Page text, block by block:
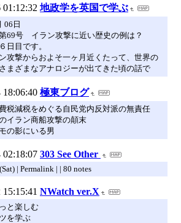
01:12:32 地政学を英国で学ぶ
06日
69号 イラン攻撃に近い歴史の例は？
日目です。
攻撃からおよそ一ヶ月近くたって、世界の
まざまなアナロジーが出てきた頃の話で
18:06:40 極東ブログ
税減税をめぐる自民党内反対派の無責任
イラン商船攻撃の顛末
の影にいる男
02:18:07 303 See Other
| Permalink | | 80 notes
NWatch ver.X
と楽しむ
を学ぶ